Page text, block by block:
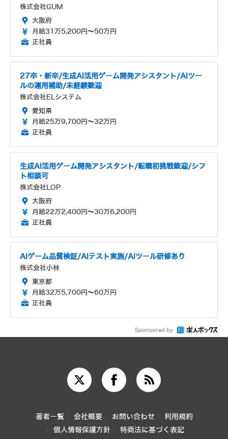
株式会社GUM
大阪府
月給31万5,200円～50万円
正社員
27卒・新卒/生成AI活用ゲーム開発アシスタント/AIツー
ルの運用補助/未経験歓迎
株式会社ELシステム
愛知県
月給25万9,700円～32万円
正社員
生成AI活用ゲーム開発アシスタント/転職初挑戦歓迎/シフ
ト相談可
株式会社LOP
大阪府
月給22万2,400円～30万6,200円
正社員
AIゲーム品質検証/AIテスト実施/AIツール研修あり
株式会社小林
東京都
月給32万5,700円～60万円
正社員
Sponsored by
著者一覧 会社概要 お問い合わせ
利用規約
個人情報保護方針
特商法に基づく表記